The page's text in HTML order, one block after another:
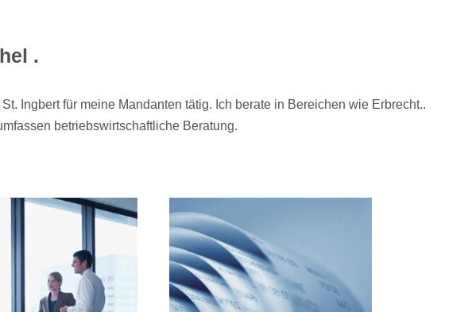
.
Ingbert für meine Mandanten tätig. Ich berate in Bereichen wie Erbrecht..
betriebswirtschaftliche Beratung.